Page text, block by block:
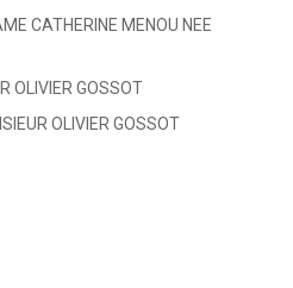
CATHERINE MENOU NEE
OLIVIER GOSSOT
OLIVIER GOSSOT